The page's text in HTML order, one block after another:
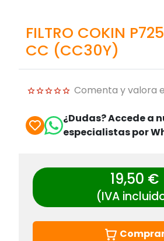
FILTRO COKIN
CC (CC30Y)
Comenta y valora
¿Dudas? Accede a
especialistas por
19,50 €
(IVA